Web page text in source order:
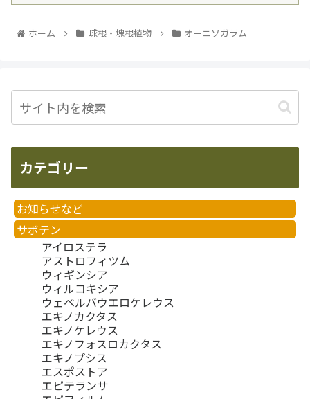
ホーム 球根・塊根植物 オーニソガラム
カテゴリー
お知らせなど
サボテン
アイロステラ
アストロフィツム
ウィギンシア
ウィルコキシア
ウェベルバウエロケレウス
エキノカクタス
エキノケレウス
エキノフォスロカクタス
エキノプシス
エスポストア
エピテランサ